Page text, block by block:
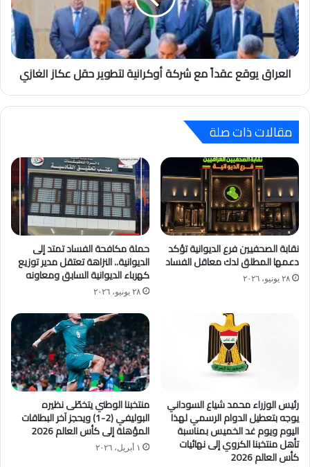
العراق يوقع عقداً مع شركة أوكرانية لتطوير حقل عكاز الغازي
مقالات ذات صلة
نقابة الصحفيين فرع الديوانية تؤكد
دعمها المطلق لدك معاقل الفساد
٢٨ يونيو، ٢٠٢٦
حملة مكافحة الفساد تمتد إلى
الديوانية.. النزاهة تعتقل مدير توزيع
كهرباء الديوانية السابق ومعاونه
٢٨ يونيو، ٢٠٢٦
رئيس الوزراء محمد شياع السوداني
يوجه بتعطيل الدوام الرسمي لهذا
اليوم ويوم غد الخميس بمناسبة
تأهل منتخبنا الكروي إلى نهائيات
كأس العالم 2026
منتخبنا الوطني يتخطّى نظيره
البوليفي (2-1) ويحجز آخر البطاقات
المؤهلة إلى كأس العالم 2026
١ أبريل، ٢٠٢٦